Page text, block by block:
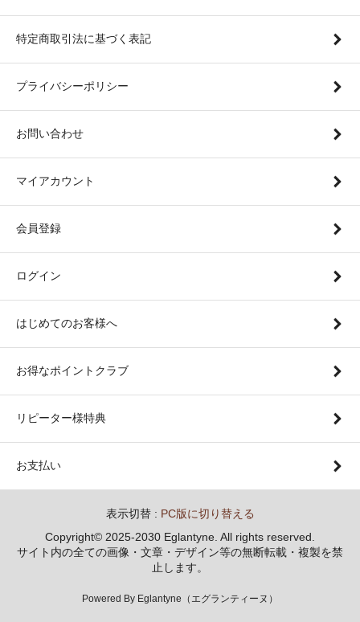
特定商取引法に基づく表記
プライバシーポリシー
お問い合わせ
マイアカウント
会員登録
ログイン
はじめてのお客様へ
お得なポイントクラブ
リピーター様特典
お支払い
表示切替 : PC版に切り替える
Copyright© 2025-2030 Eglantyne. All rights reserved.
サイト内の全ての画像・文章・デザイン等の無断転載・複製を禁
止します。
Powered By Eglantyne（エグランティーヌ）